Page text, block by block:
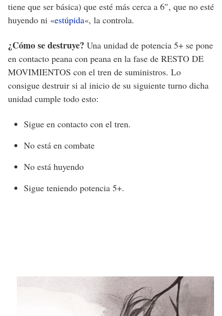
tiene que ser básica) que esté más cerca a 6″, que no esté
huyendo ni «estúpida«, la controla.
¿Cómo se destruye? Una unidad de potencia 5+ se pone
en contacto peana con peana en la fase de RESTO DE
MOVIMIENTOS con el tren de suministros. Lo
consigue destruir si al inicio de su siguiente turno dicha
unidad cumple todo esto:
Sigue en contacto con el tren.
No está en combate
No está huyendo
Sigue teniendo potencia 5+.